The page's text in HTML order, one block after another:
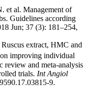
et al. Management of
Guidelines according
Jun; 37 (3): 181–254,
extract, HMC and
improving individual
review and meta-analysis
trials. Int Angiol
9.